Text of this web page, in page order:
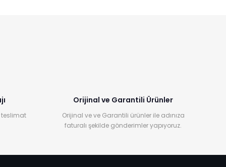
teslimat
Orijinal ve Garantili Ürünler
Orijinal ve ve Garantili ürünler ile adınıza
faturalı şekilde gönderimler yapıyoruz.